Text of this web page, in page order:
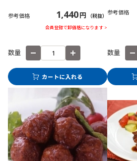
参考価格 1,440円 （税抜）
会員登録で卸価格になります >
数量
参考価格
数量